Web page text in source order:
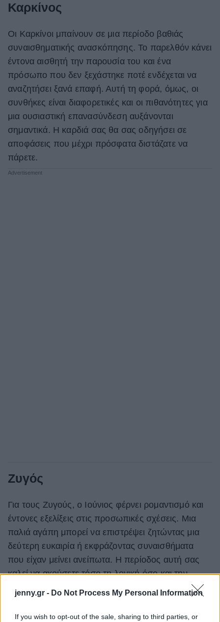
jenny.gr - Do Not Process My Personal Information
If you wish to opt-out of the sale, sharing to third parties, or
Καρκίνος
Οι Καρκίνοι μπαίνουν σε μια περίοδο βαθιάς
συναισθηματικής ανασκόπησης. Το παρελθόν κάνει
έντονα αισθητή την παρουσία του και ένα
πρόσωπο που δεν ξεχάστηκε ποτέ ενδέχεται να
αναζητήσει ξανά επαφή. Αυτή τη φορά, όμως, οι
συνθήκες είναι διαφορετικές και οι πιθανότητες για
μια ουσιαστική επανασύνδεση αυξάνονται
σημαντικά. Η καρδιά σας θα σας οδηγήσει σε
αποφάσεις που μέχρι πρόσφατα διστάζατε να
πάρετε.
Ζυγός
Για τους Ζυγούς, ο Ιούνιος φέρνει ρομαντισμό και
έντονες εξελίξεις στις προσωπικές σχέσεις. Μια
παλιά αγάπη μπορεί να επιστρέψει ζητώντας μια
δεύτερη ευκαιρία ή εκφράζοντας συναισθήματα
που είχαν μείνει ανείπωτα. Η περίοδος αυτή σας
καλεί να ακούσετε τόσο τη λογική όσο και την
καρδιά σας. Παράλληλα, οι δεσμευμένοι Ζυγοί θα
Οι κοινές στιγμές γίνονται πιο ουσιαστικές και η